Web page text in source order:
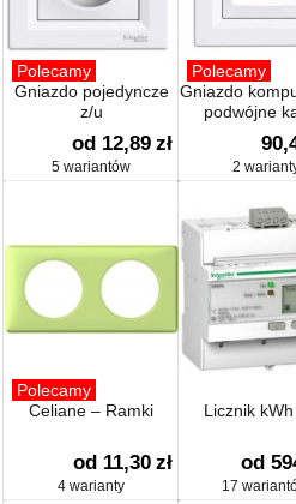
Polecamy
Gniazdo pojedyncze
z/u
od 12,89 zł
5 wariantów
Polecamy
Gniazdo
podwójne
2
Polecamy
Celiane – Ramki
od 11,30 zł
4 warianty
Licznik
od
17